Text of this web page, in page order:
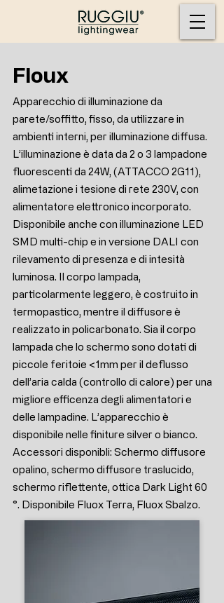
Floux
Apparecchio di illuminazione da
parete/soffitto, fisso, da utilizzare in
ambienti interni, per illuminazione diffusa.
L’illuminazione è data da 2 o 3 lampadone
fluorescenti da 24W, (ATTACCO 2G11),
alimetazione i tesione di rete 230V, con
alimentatore elettronico incorporato.
Disponibile anche con illuminazione LED
SMD multi-chip e in versione DALI con
rilevamento di presenza e di intesità
luminosa. Il corpo lampada,
particolarmente leggero, è costruito in
termopastico, mentre il diffusore è
realizzato in policarbonato. Sia il corpo
lampada che lo schermo sono dotati di
piccole feritoie <1mm per il deflusso
dell’aria calda (controllo di calore) per una
migliore efficenza degli alimentatori e
delle lampadine. L’apparecchio è
disponibile nelle finiture silver o bianco.
Accessori disponibli: Schermo diffusore
opalino, schermo diffusore traslucido,
schermo riflettente, ottica Dark Light 60
°. Disponibile Fluox Terra, Fluox Sbalzo.